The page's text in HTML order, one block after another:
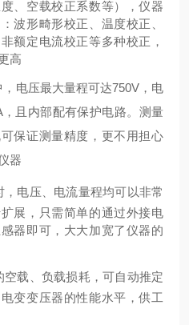
、空载校正系数等），仪器
波形畸形校正、温度校正、
额定电流校正等多种校正，
高
电压最大量程可达750V，电
且内部配有保护电路。测量
保证测量精度，更不用担心
器
，电压、电流量程均可以非常
展，只需简单的通过外接电
器即可，大大加宽了仪器的
空载、负载损耗，可自动推定
变变压器的性能水平，供工